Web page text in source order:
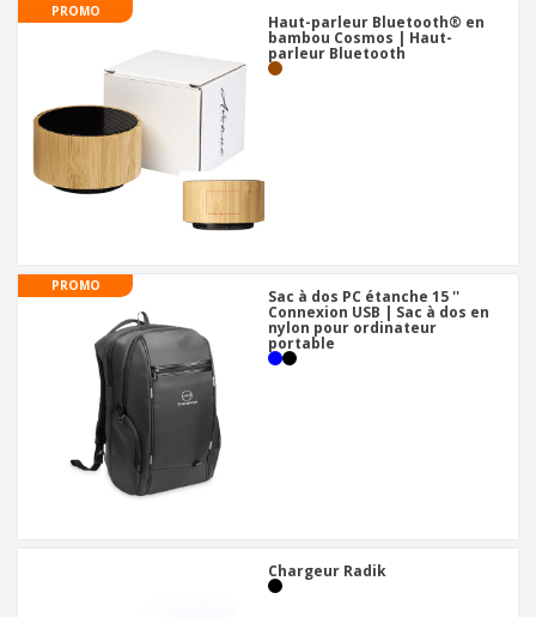
PROMO
Haut-parleur Bluetooth® en
bambou Cosmos | Haut-
parleur Bluetooth
PROMO
Sac à dos PC étanche 15 ''
Connexion USB | Sac à dos en
nylon pour ordinateur
portable
Chargeur Radik